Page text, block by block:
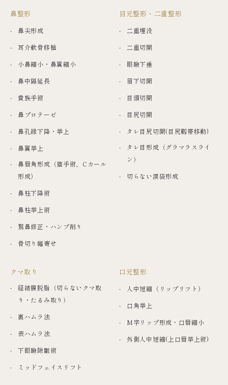
鼻整形
鼻尖形成
耳介軟骨移植
小鼻縮小・鼻翼縮小
鼻中隔延長
貴族手術
鼻プロテーゼ
鼻孔縁下降・挙上
鼻翼挙上
鼻唇角形成（猫手術、Cカール
形成）
鼻柱下降術
鼻柱挙上術
鷲鼻修正・ハンプ削り
骨切り幅寄せ
目元整形・二重整形
二重埋没
二重切開
眼瞼下垂
眉下切開
目頭切開
目尻切開
タレ目尻切開(目尻靱帯移動)
タレ目形成（グラマラスライ
ン）
切らない涙袋形成
クマ取り
経結膜脱脂（切らないクマ取
り・たるみ取り）
裏ハムラ法
表ハムラ法
下眼瞼除皺術
ミッドフェイスリフト
口元整形
人中短縮（リップリフト）
口角挙上
M字リップ形成・口唇縮小
外側人中短縮(上口唇挙上術)